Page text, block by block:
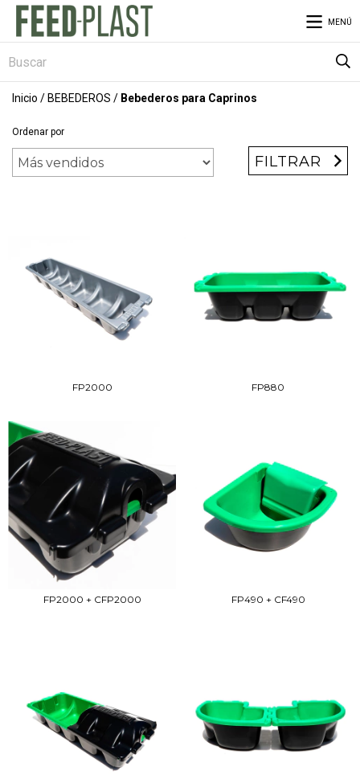
MENÚ
Inicio / BEBEDEROS / Bebederos para Caprinos
Ordenar por
FILTRAR
FP2000 FP880
FP2000 + CFP2000 FP490 + CF490